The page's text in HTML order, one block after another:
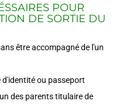
POUR
DE SORTIE DU
être accompagné de l'un
ou passeport
des parents titulaire de